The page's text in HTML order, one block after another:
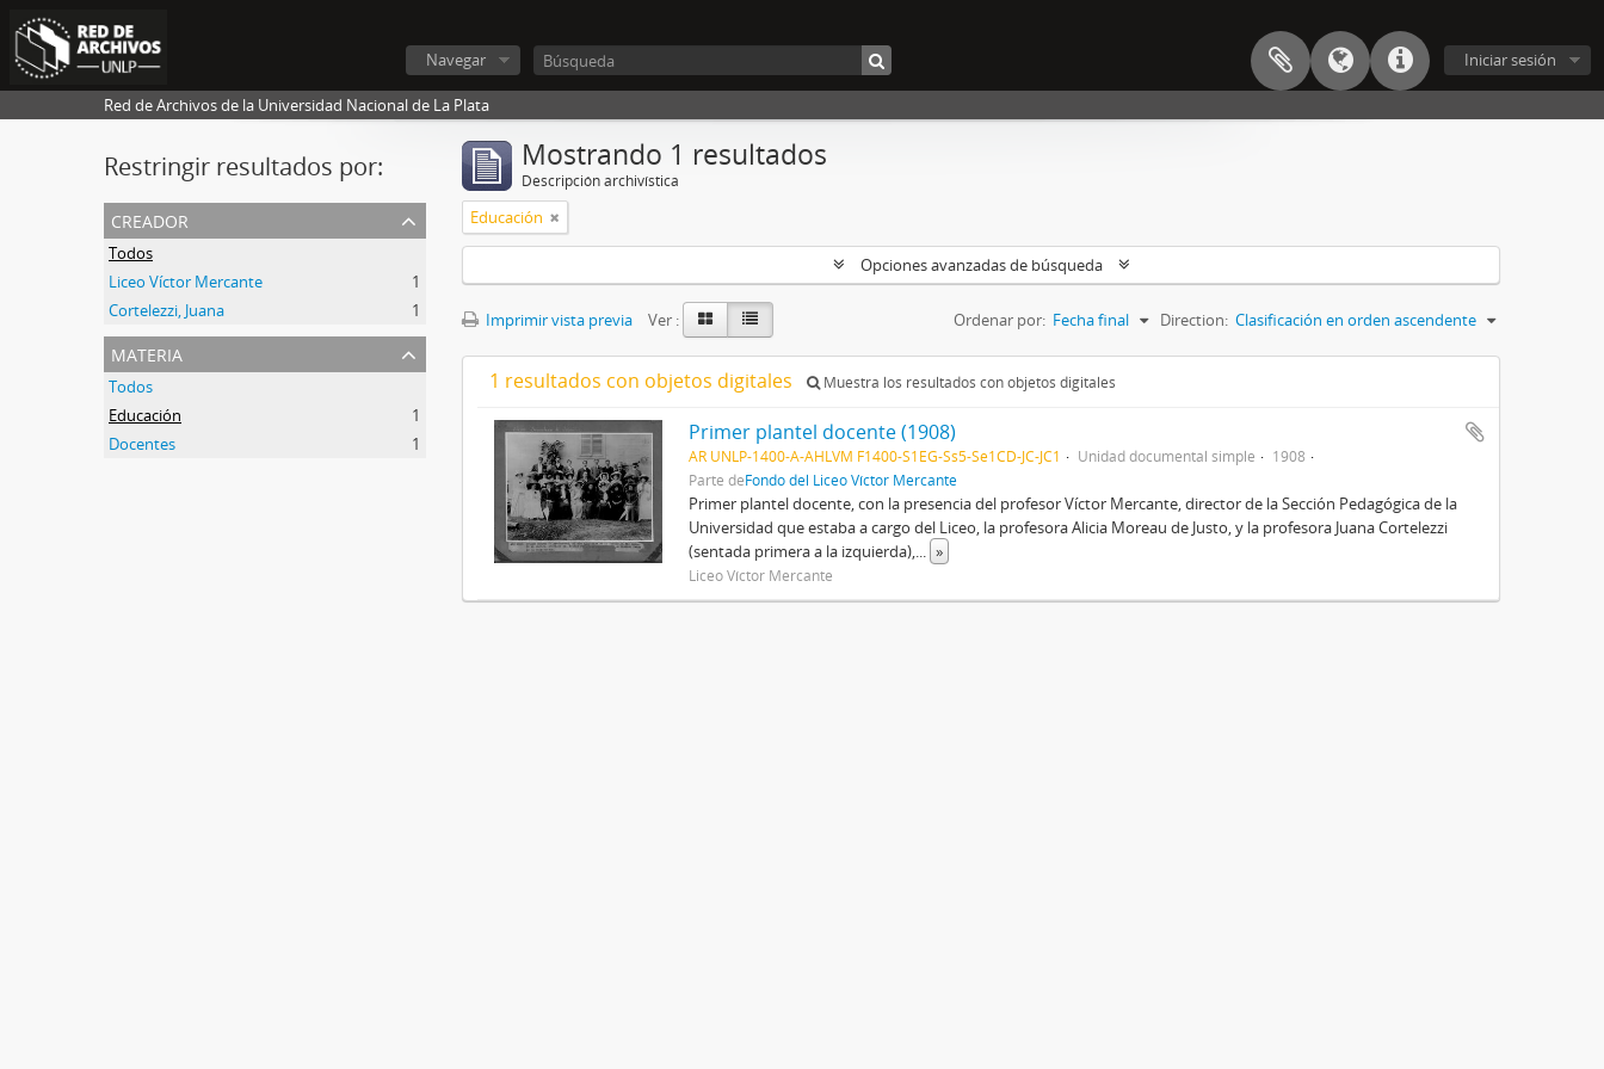
Iniciar sesión
Navegar
Red de Archivos de la Universidad Nacional de La Plata
Restringir resultados por:
creador
Todos
Liceo Víctor Mercante
1
Cortelezzi, Juana
1
materia
Todos
Educación
1
Docentes
1
Mostrando 1 resultados
Descripción archivística
Educación
Opciones avanzadas de búsqueda
Imprimir vista previa Ver : Ordenar por: Fecha final Direction: Clasificación en orden ascendente
1 resultados con objetos digitales Muestra los resultados con objetos digitales
Primer plantel docente (1908)
AR UNLP-1400-A-AHLVM F1400-S1EG-Ss5-Se1CD-JC-JC1 Unidad documental simple
1908
Parte deFondo del Liceo Víctor Mercante
Primer plantel docente, con la presencia del profesor Víctor Mercante, director de la Sección Pedagógica de la
Universidad que estaba a cargo del Liceo, la profesora Alicia Moreau de Justo, y la profesora Juana Cortelezzi
(sentada primera a la izquierda),... »
Liceo Víctor Mercante